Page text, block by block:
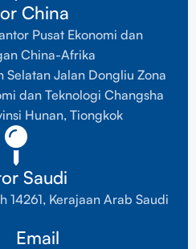
China
Pusat Ekonomi dan
China-Afrika
Selatan Jalan Dongliu Zona
dan Teknologi Changsha
Hunan, Tiongkok
Saudi
14261, Kerajaan Arab Saudi
Email